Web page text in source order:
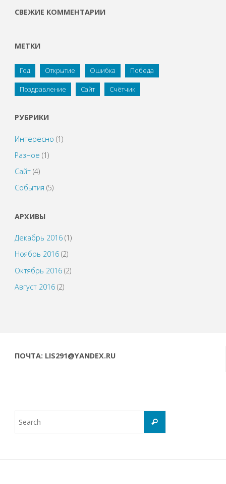
СВЕЖИЕ КОММЕНТАРИИ
МЕТКИ
Год Открытие Ошибка Победа
Поздравление Сайт Счётчик
РУБРИКИ
Интересно (1)
Разное (1)
Сайт(4)
События (5)
АРХИВЫ
Декабрь 2016(1)
Ноябрь 2016(2)
Октябрь 2016(2)
Август 2016(2)
ПОЧТА: LIS291@YANDEX.RU